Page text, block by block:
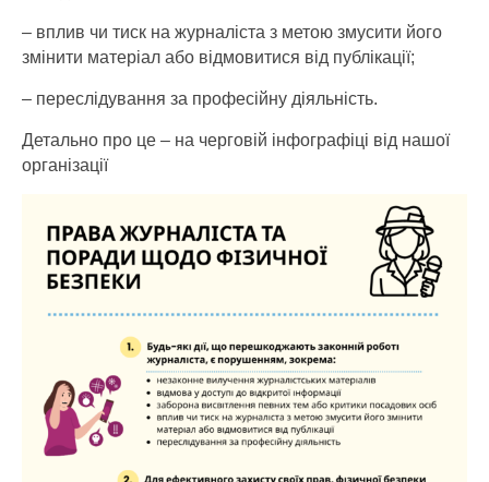
– вплив чи тиск на журналіста з метою змусити його
змінити матеріал або відмовитися від публікації;
– переслідування за професійну діяльність.
Детально про це – на черговій інфографіці від нашої
організації